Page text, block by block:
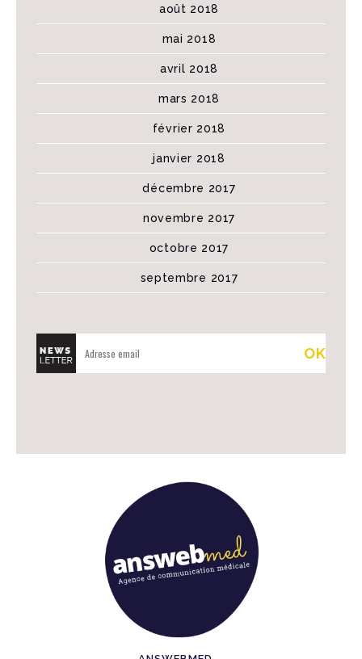
août 2018
mai 2018
avril 2018
mars 2018
février 2018
janvier 2018
décembre 2017
novembre 2017
octobre 2017
septembre 2017